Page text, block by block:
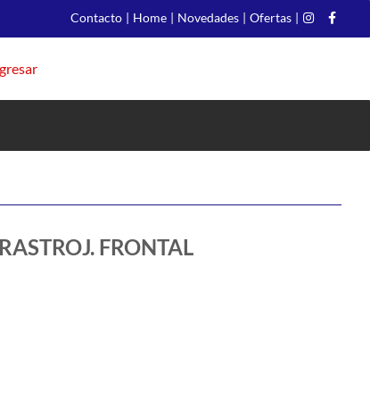
Contacto | Home | Novedades | Ofertas |
FRONTAL